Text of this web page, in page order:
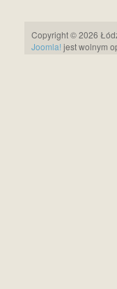
Copyright © 2026
Joomla! jest wolnym